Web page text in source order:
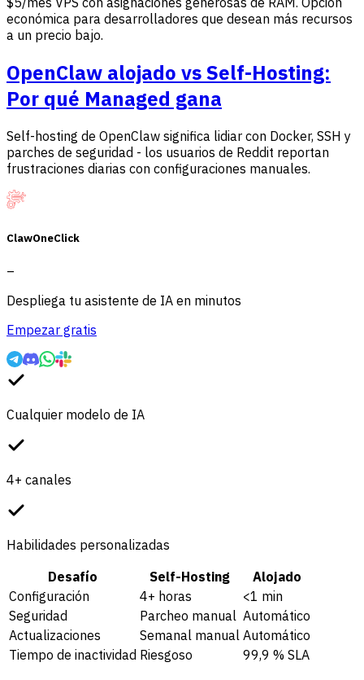
económica para desarrolladores que desean más recursos
a un precio bajo.
OpenClaw alojado vs Self-Hosting:
Por qué Managed gana
Self-hosting de OpenClaw significa lidiar con Docker, SSH y
parches de seguridad - los usuarios de Reddit reportan
frustraciones diarias con configuraciones manuales.
ClawOneClick
–
Despliega tu asistente de IA en minutos
Empezar gratis
Cualquier modelo de IA
4+ canales
Habilidades personalizadas
Desafío
Self-Hosting
Alojado
Configuración
4+ horas
<1 min
Seguridad
Parcheo manual Automático
Actualizaciones
Semanal manual Automático
Tiempo de inactividad Riesgoso 99,9 % SLA